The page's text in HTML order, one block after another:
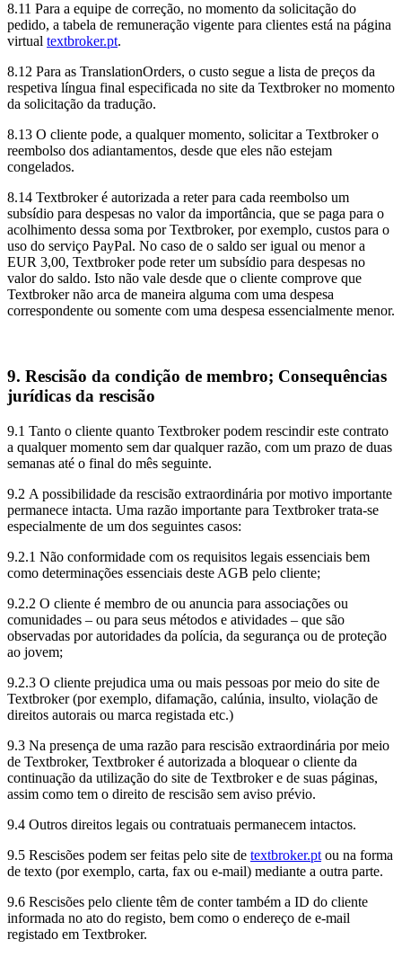
8.11 Para a equipe de correção, no momento da solicitação do
pedido, a tabela de remuneração vigente para clientes está na página
virtual textbroker.pt.
8.12 Para as TranslationOrders, o custo segue a lista de preços da
respetiva língua final especificada no site da Textbroker no momento
da solicitação da tradução.
8.13 O cliente pode, a qualquer momento, solicitar a Textbroker o
reembolso dos adiantamentos, desde que eles não estejam
congelados.
8.14 Textbroker é autorizada a reter para cada reembolso um
subsídio para despesas no valor da importância, que se paga para o
acolhimento dessa soma por Textbroker, por exemplo, custos para o
uso do serviço PayPal. No caso de o saldo ser igual ou menor a
EUR 3,00, Textbroker pode reter um subsídio para despesas no
valor do saldo. Isto não vale desde que o cliente comprove que
Textbroker não arca de maneira alguma com uma despesa
correspondente ou somente com uma despesa essencialmente menor.
9. Rescisão da condição de membro; Consequências
jurídicas da rescisão
9.1 Tanto o cliente quanto Textbroker podem rescindir este contrato
a qualquer momento sem dar qualquer razão, com um prazo de duas
semanas até o final do mês seguinte.
9.2 A possibilidade da rescisão extraordinária por motivo importante
permanece intacta. Uma razão importante para Textbroker trata-se
especialmente de um dos seguintes casos:
9.2.1 Não conformidade com os requisitos legais essenciais bem
como determinações essenciais deste AGB pelo cliente;
9.2.2 O cliente é membro de ou anuncia para associações ou
comunidades – ou para seus métodos e atividades – que são
observadas por autoridades da polícia, da segurança ou de proteção
ao jovem;
9.2.3 O cliente prejudica uma ou mais pessoas por meio do site de
Textbroker (por exemplo, difamação, calúnia, insulto, violação de
direitos autorais ou marca registada etc.)
9.3 Na presença de uma razão para rescisão extraordinária por meio
de Textbroker, Textbroker é autorizada a bloquear o cliente da
continuação da utilização do site de Textbroker e de suas páginas,
assim como tem o direito de rescisão sem aviso prévio.
9.4 Outros direitos legais ou contratuais permanecem intactos.
9.5 Rescisões podem ser feitas pelo site de textbroker.pt ou na forma
de texto (por exemplo, carta, fax ou e-mail) mediante a outra parte.
9.6 Rescisões pelo cliente têm de conter também a ID do cliente
informada no ato do registo, bem como o endereço de e-mail
registado em Textbroker.